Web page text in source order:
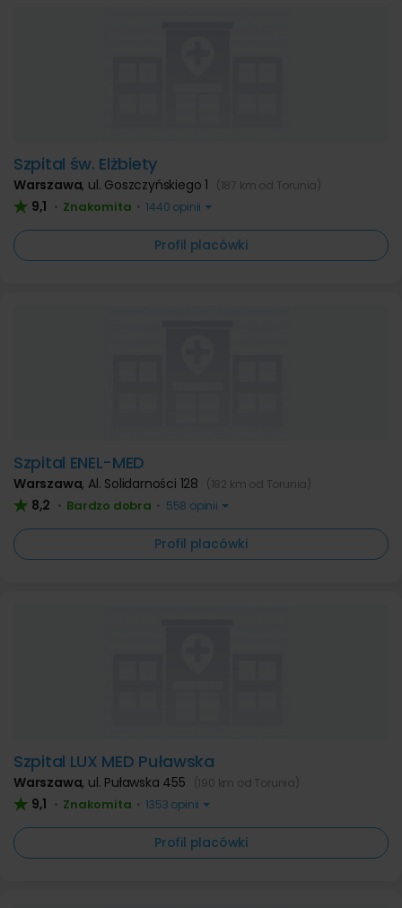
Szpital św. Elżbiety
Warszawa, ul. Goszczyńskiego 1 (187 km od Torunia)
9,1 • Znakomita • 1440 opinii
Profil placówki
Szpital ENEL-MED
Warszawa, Al. Solidarności 128 (182 km od Torunia)
8,2 • Bardzo dobra • 558 opinii
Profil placówki
Szpital LUX MED Puławska
Warszawa, ul. Puławska 455 (190 km od Torunia)
9,1 • Znakomita • 1353 opinii
Profil placówki